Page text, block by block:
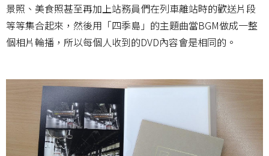
景照、美食照甚至再加上站務員們在列車離站時的歡送片段
等等集合起來，然後用「四季島」的主題曲當BGM做成一整
個相片輪播，所以每個人收到的DVD內容會是相同的。